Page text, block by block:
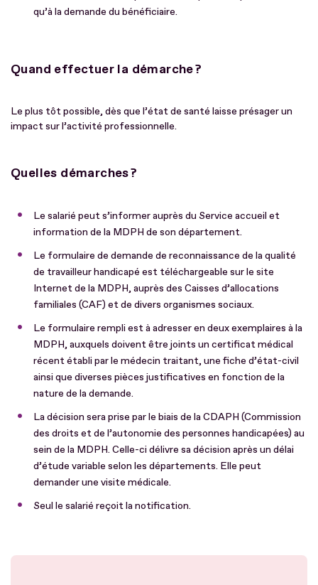
qu’à la demande du bénéficiaire.
Quand effectuer la démarche ?
Le plus tôt possible, dès que l’état de santé laisse présager un
impact sur l’activité professionnelle.
Quelles démarches ?
Le salarié peut s’informer auprès du Service accueil et
information de la MDPH de son département.
Le formulaire de demande de reconnaissance de la qualité
de travailleur handicapé est téléchargeable sur le site
Internet de la MDPH, auprès des Caisses d’allocations
familiales (CAF) et de divers organismes sociaux.
Le formulaire rempli est à adresser en deux exemplaires à la
MDPH, auxquels doivent être joints un certificat médical
récent établi par le médecin traitant, une fiche d’état-civil
ainsi que diverses pièces justificatives en fonction de la
nature de la demande.
La décision sera prise par le biais de la CDAPH (Commission
des droits et de l’autonomie des personnes handicapées) au
sein de la MDPH. Celle-ci délivre sa décision après un délai
d’étude variable selon les départements. Elle peut
demander une visite médicale.
Seul le salarié reçoit la notification.